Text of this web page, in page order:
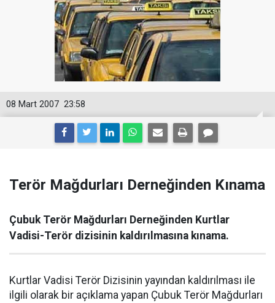
23:58
08 Mart 2007
Terör Mağdurları Derneğinden Kınama
Çubuk Terör Mağdurları Derneğinden Kurtlar
Vadisi-Terör dizisinin kaldırılmasına kınama.
Kurtlar Vadisi Terör Dizisinin yayından kaldırılması ile
ilgili olarak bir açıklama yapan Çubuk Terör Mağdurları